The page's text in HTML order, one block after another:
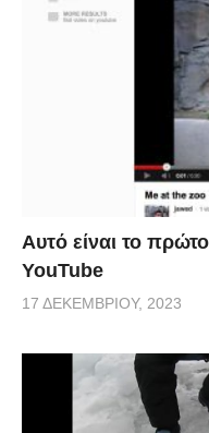
Αυτό είναι το
YouTube
17 ΔΕΚΕΜΒΡΊΟΥ, 2023